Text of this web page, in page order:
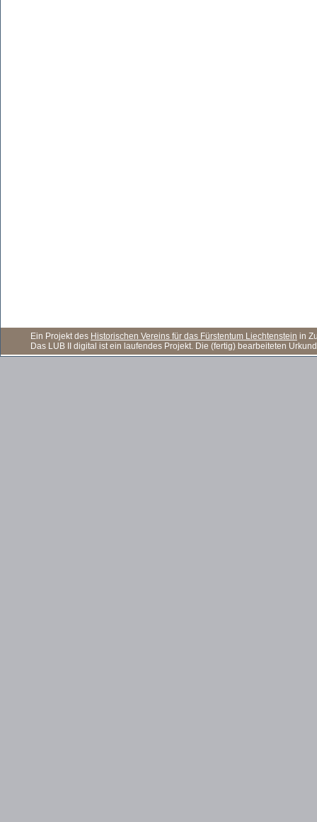
Ein Projekt des Historischen Vereins für das Fürstentum Liechtenstein in
Das LUB II digital ist ein laufendes Projekt. Die (fertig) bearbeiteten